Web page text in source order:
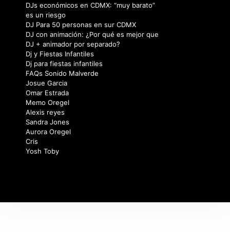
DJs económicos en CDMX: “muy barato”
es un riesgo
DJ Para 50 personas en sur CDMX
DJ con animación: ¿Por qué es mejor que
DJ + animador por separado?
Dj y Fiestas Infantiles
Dj para fiestas infantiles
FAQs Sonido Malverde
Josue Garcia
Omar Estrada
Memo Oregel
Alexis reyes
Sandra Jones
Aurora Oregel
Cris
Yosh Toby